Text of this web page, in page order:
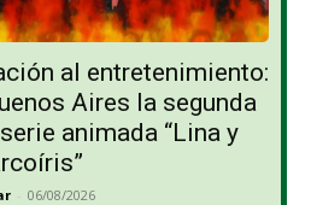
al entretenimiento:
Aires la segunda
animada “Lina y
- 06/08/2026